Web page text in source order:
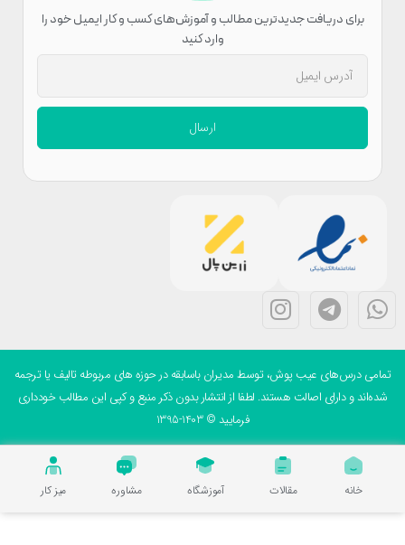
برای دریافت جدیدترین مطالب و آموزش‌های کسب و کار ایمیل خود را
وارد کنید
ارسال
درس‌های عیب پوش، توسط مدیران باسابقه در حوزه های مربوطه تالیف یا ترجمه
و دارای اصالت هستند. لطفا از انتشار بدون ذکر منبع و کپی این مطالب خودداری
فرمایید © 1403-1395
مقالات آموزشگاه مشاوره